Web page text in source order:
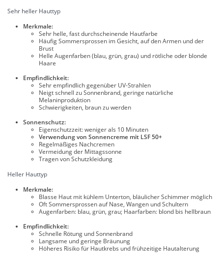
Sehr heller Hauttyp
Merkmale:
Sehr helle, fast durchscheinende Hautfarbe
Häufig Sommersprossen im Gesicht, auf den Armen und der
Brust
Helle Augenfarben (blau, grün, grau) und rötliche oder blonde
Haare
Empfindlichkeit:
Sehr empfindlich gegenüber UV-Strahlen
Neigt schnell zu Sonnenbrand, geringe natürliche
Melaninproduktion
Schwierigkeiten, braun zu werden
Sonnenschutz:
Eigenschutzzeit: weniger als 10 Minuten
Verwendung von Sonnencreme mit LSF 50+
Regelmäßiges Nachcremen
Vermeidung der Mittagssonne
Tragen von Schutzkleidung
Heller Hauttyp
Merkmale:
Blasse Haut mit kühlem Unterton, bläulicher Schimmer möglich
Oft Sommersprossen auf Nase, Wangen und Schultern
Augenfarben: blau, grün, grau; Haarfarben: blond bis hellbraun
Empfindlichkeit:
Schnelle Rötung und Sonnenbrand
Langsame und geringe Bräunung
Höheres Risiko für Hautkrebs und frühzeitige Hautalterung